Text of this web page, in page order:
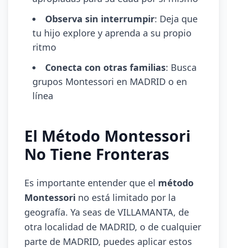
Observa sin interrumpir: Deja que
tu hijo explore y aprenda a su propio
ritmo
Conecta con otras familias: Busca
grupos Montessori en MADRID o en
línea
El Método Montessori
No Tiene Fronteras
Es importante entender que el método
Montessori no está limitado por la
geografía. Ya seas de VILLAMANTA, de
otra localidad de MADRID, o de cualquier
parte de MADRID, puedes aplicar estos